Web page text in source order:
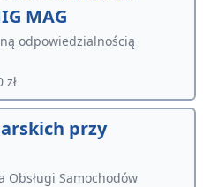
MAG
odpowiedzialnością
zł
przy
Obsługi Samochodów